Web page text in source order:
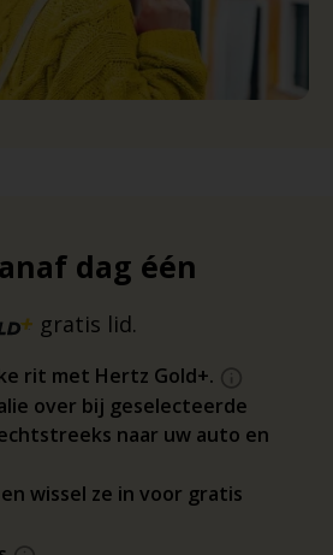
dag één
gratis lid.
rit met Hertz Gold+.
over bij geselecteerde
naar uw auto en
wissel ze in voor gratis